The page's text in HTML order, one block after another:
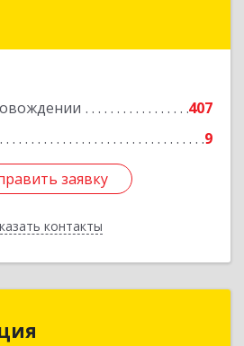
407
9
заявку
контакты
обл, Смоленск г, Ново-
заявку
Назад